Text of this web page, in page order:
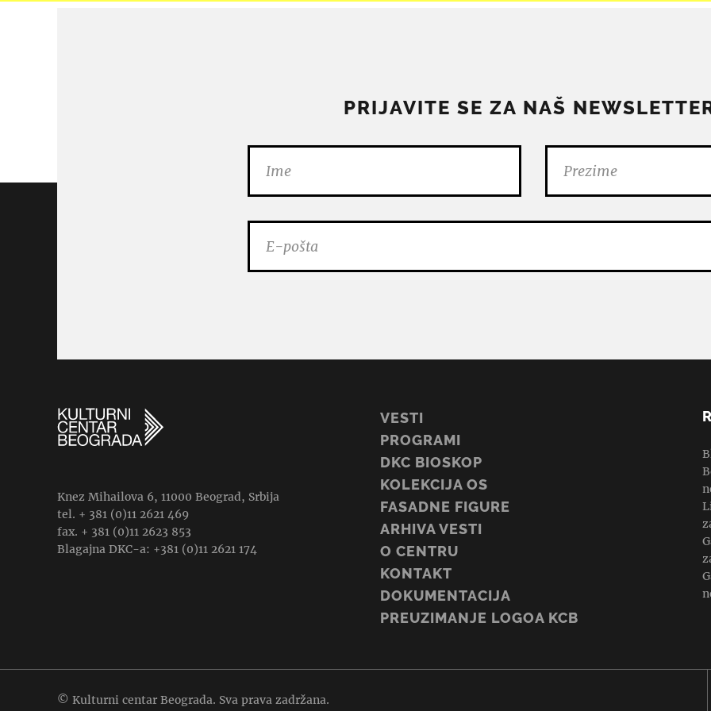
PRIJAVITE SE ZA NAŠ
Knez Mihailova 6, 11000 Beograd, Srbija
tel. + 381 (0)11 2621 469
fax. + 381 (0)11 2623 853
Blagajna DKC-a: +381 (0)11 2621 174
VESTI
PROGRAMI
DKC BIOSKOP
KOLEKCIJA OS
FASADNE FIGURE
ARHIVA VESTI
O CENTRU
KONTAKT
DOKUMENTACIJA
PREUZIMANJE LOGOA KCB
© Kulturni centar Beograda. Sva prava zadržana.